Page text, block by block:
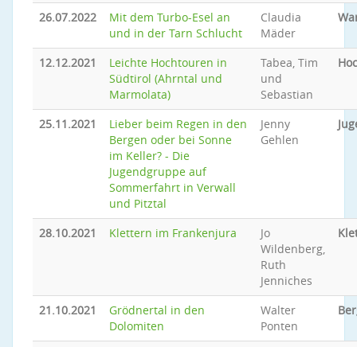
26.07.2022
Mit dem Turbo-Esel an
und in der Tarn Schlucht
Claudia
Mäder
12.12.2021
Leichte Hochtouren in
Südtirol (Ahrntal und
Marmolata)
Tabea, Tim
und
Sebastian
25.11.2021
Lieber beim Regen in den
Bergen oder bei Sonne
im Keller? - Die
Jugendgruppe auf
Sommerfahrt in Verwall
und Pitztal
Jenny
Gehlen
28.10.2021 Klettern im Frankenjura
Jo
Wildenberg,
Ruth
Jenniches
21.10.2021
Grödnertal in den
Dolomiten
Walter
Ponten